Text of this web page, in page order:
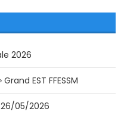
2026
EST FFESSM
05/2026